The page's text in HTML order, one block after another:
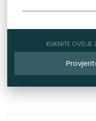
KLIKNITE OVDJE